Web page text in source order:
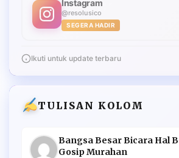
Instagram
@resolusico
SEGERA HADIR
Ikuti untuk update terbaru
TULISAN KOLOM
Bangsa Besar Bicara Hal
Gosip Murahan